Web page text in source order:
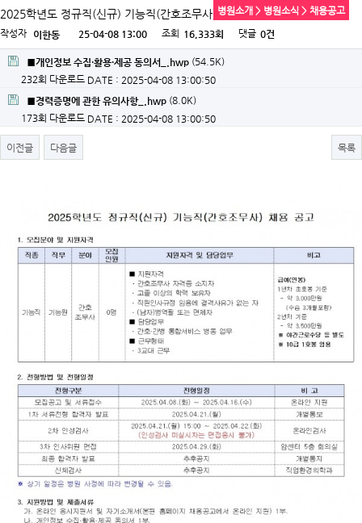
병원소개 > 병원소식 > 채용공고
2025학년도 정규직(신규) 기능직(간호조무사) 채용
작성자 이한동 25-04-08 13:00 조회 16,333회 댓글 0건
■개인정보 수집·활용·제공 동의서_.hwp (54.5K)
232회 다운로드 DATE : 2025-04-08 13:00:50
■경력증명에 관한 유의사항_.hwp (8.0K)
173회 다운로드 DATE : 2025-04-08 13:00:50
이전글 다음글 목록